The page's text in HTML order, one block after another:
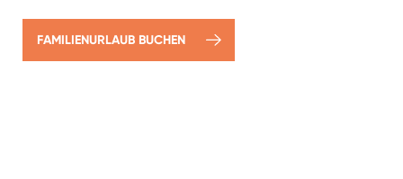
FAMILIENURLAUB BUCHEN